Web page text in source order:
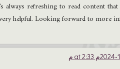
always refreshing to read content
helpful. Looking forward to more